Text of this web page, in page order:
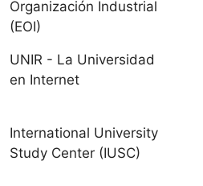
de Olavide
Organización Industrial
(EOI)
UNIR - La Universidad
en Internet
International University
Study Center (IUSC)